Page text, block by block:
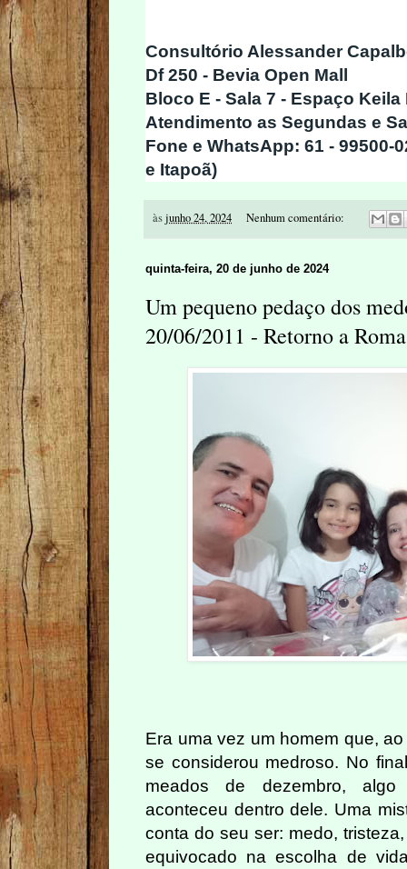
Consultório Alessander
Df 250 - Bevia Open Mall
Bloco E - Sala 7 - Espaço Keila
Atendimento as Segundas e
Fone e WhatsApp: 61 - 99500-
e Itapoã)
àsjunho 24, 2024 Nenhum comentário:
quinta-feira, 20 de junho de 2024
Um pequeno pedaço dos
20/06/2011 - Retorno a Roma
Era uma vez um homem que,
se considerou medroso. No
meados de dezembro,
aconteceu dentro dele. Uma
conta do seu ser: medo,
equivocado na escolha de